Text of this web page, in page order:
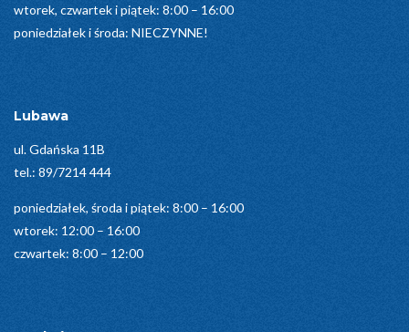
wtorek, czwartek i piątek: 8:00 – 16:00
poniedziałek i środa: NIECZYNNE!
Lubawa
ul. Gdańska 11B
tel.: 89/7214 444
poniedziałek, środa i piątek: 8:00 – 16:00
wtorek: 12:00 – 16:00
czwartek: 8:00 – 12:00